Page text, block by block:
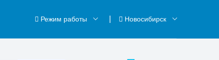
Режим работы Новосибирск